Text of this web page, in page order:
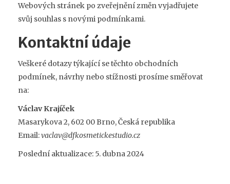
Webových stránek po zveřejnění změn vyjadřujete
svůj souhlas s novými podmínkami.
Kontaktní údaje
Veškeré dotazy týkající se těchto obchodních
podmínek, návrhy nebo stížnosti prosíme směřovat
na:
Václav Krajíček
Masarykova 2, 602 00 Brno, Česká republika
Email:vaclav@dfkosmetickestudio.cz
Poslední aktualizace: 5. dubna 2024